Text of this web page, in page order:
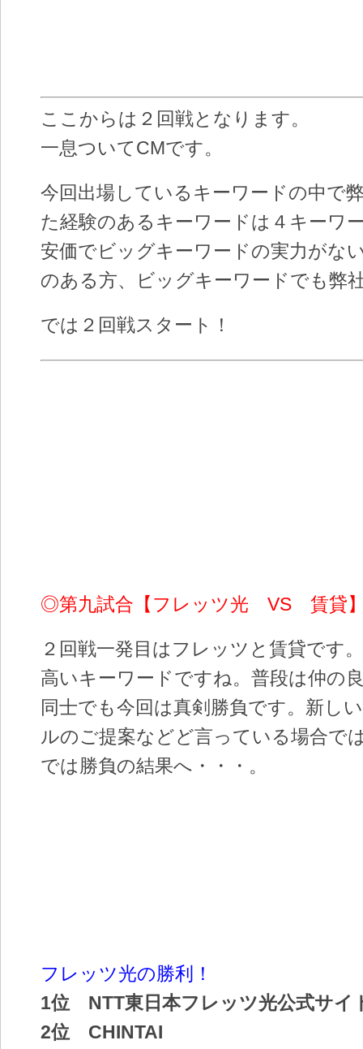
ここからは２回戦となります。
一息ついてCMです。
今回出場しているキーワードの中で
た経験のあるキーワードは４キーワ
安価でビッグキーワードの実力がな
のある方、ビッグキーワードでも弊
では２回戦スタート！
◎第九試合【フレッツ光 VS 賃貸
２回戦一発目はフレッツと賃貸です
高いキーワードですね。普段は仲の
同士でも今回は真剣勝負です。新し
ルのご提案などど言っている場合で
では勝負の結果へ・・・。
フレッツ光の勝利！
1位 NTT東日本フレッツ光公式サイ
2位 CHINTAI